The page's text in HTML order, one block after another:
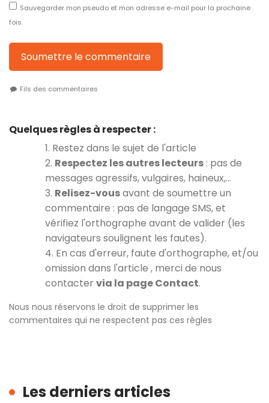
Sauvegarder mon pseudo et mon adresse e-mail pour la prochaine
fois.
Soumettre le commentaire
Fils des commentaires
Quelques règles à respecter :
1. Restez dans le sujet de l'article
2. Respectez les autres lecteurs : pas de
messages agressifs, vulgaires, haineux,…
3. Relisez-vousavant de soumettre un
commentaire : pas de langage SMS, et
vérifiez l'orthographe avant de valider (les
navigateurs soulignent les fautes).
4. En cas d'erreur, faute d'orthographe, et/ou
omission dans l'article , merci de nous
contacter via la page Contact.
Nous nous réservons le droit de supprimer les
commentaires qui ne respectent pas ces règles
Les derniers articles